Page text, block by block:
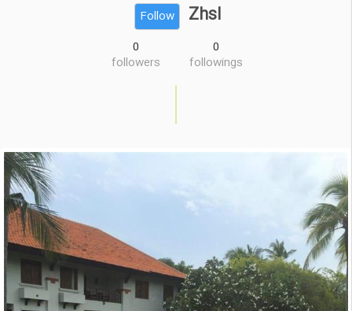
Zhsl
Follow
0
followings
0
followers